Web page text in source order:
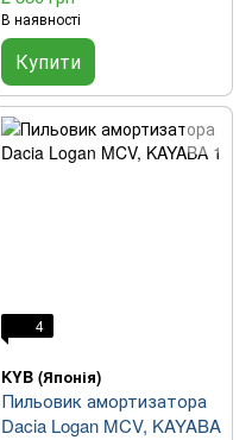
В наявності
Купити
4
KYB (Японія)
Пильовик амортизатора
Dacia Logan MCV, KAYABA